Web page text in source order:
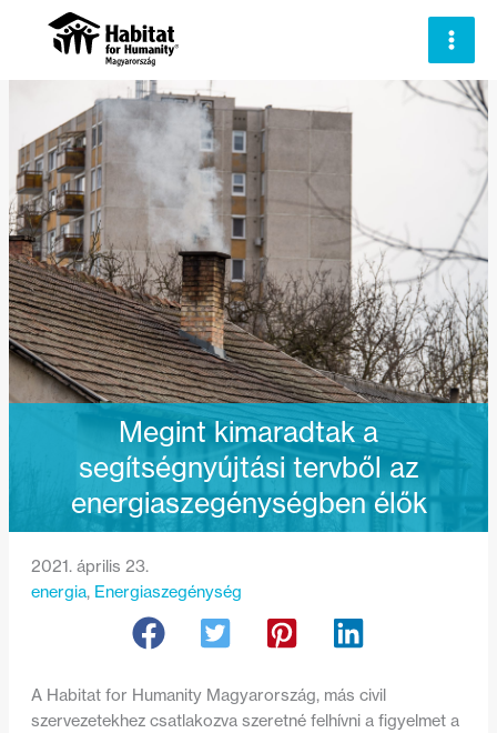
Megint kimaradtak a
segítségnyújtási tervből az
energiaszegénységben élők
2021. április 23.
energia, Energiaszegénység
A Habitat for Humanity Magyarország, más civil
szervezetekhez csatlakozva szeretné felhívni a figyelmet a